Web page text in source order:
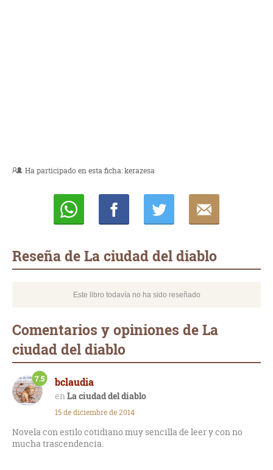
Ha participado en esta ficha:kerazesa
Reseña de La ciudad del diablo
Este libro todavía no ha sido reseñado
Comentarios y opiniones de La
ciudad del diablo
bclaudia
La ciudad del diablo
7.5
15 de diciembre de 2014
Novela con estilo cotidiano muy sencilla de leer y con no
mucha trascendencia.